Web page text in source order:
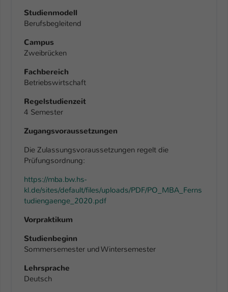
Studienmodell
Berufsbegleitend
Campus
Zweibrücken
Fachbereich
Betriebswirtschaft
Regelstudienzeit
4 Semester
Zugangsvoraussetzungen
Die Zulassungsvoraussetzungen regelt die
Prüfungsordnung:
https://mba.bw.hs-
kl.de/sites/default/files/uploads/PDF/PO_MBA_Ferns
tudiengaenge_2020.pdf
Vorpraktikum
Studienbeginn
Sommersemester und Wintersemester
Lehrsprache
Deutsch